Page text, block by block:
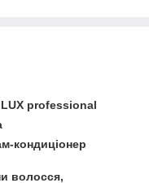
professional
кондиціонер
волосся,